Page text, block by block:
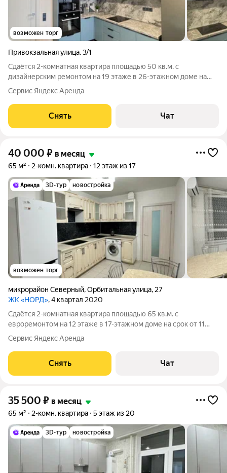
возможен торг
Привокзальная улица,3/1
Сдаётся 2-комнатная квартира площадью 50 кв.м. с
дизайнерским ремонтом на 19 этаже в 26-этажном доме на
срок от 11 месяцев. Из техники есть: Телевизор Стиральная
машина Холодильник Посудомоечная машина Кондиционер
Микроволновка Дом -
Сервис Яндекс Аренда
Снять Чат
40 000 ₽ в месяц
65 м² 2-комн. квартира 12 этаж из 17
3D-тур новостройка
возможен торг
микрорайон Северный,Орбитальная улица, 27
ЖК «НОРД», 4 квартал 2020
Сдаётся 2-комнатная квартира площадью 65 кв.м. с
евроремонтом на 12 этаже в 17-этажном доме на срок от 11
месяцев. Из техники есть: Телевизор Стиральная машина
Холодильник Кондиционер Пылесос Дом - монолитный, окна
выходят во двор. В подъезде 2
Сервис Яндекс Аренда
Снять Чат
35 500 ₽ в месяц
65 м² 2-комн. квартира 5 этаж из 20
3D-тур новостройка